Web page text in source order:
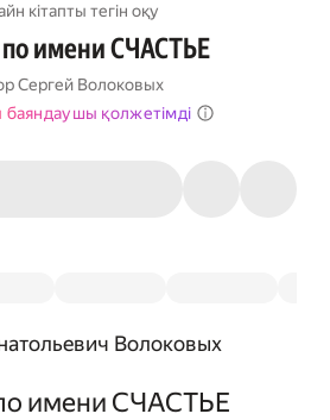
кітапты тегін оқу
имени СЧАСТЬЕ
Сергей Волоковых
баяндаушы қолжетімді
Волоковых
имени СЧАСТЬЕ